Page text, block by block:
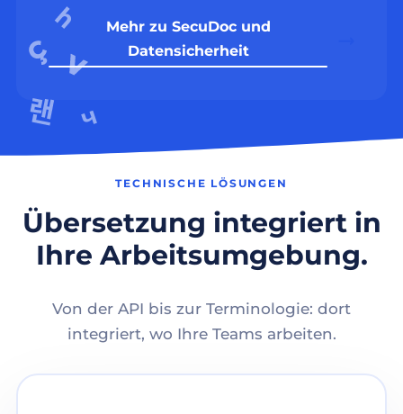
Mehr zu SecuDoc und
Datensicherheit
TECHNISCHE LÖSUNGEN
Übersetzung integriert in
Ihre Arbeitsumgebung.
Von der API bis zur Terminologie: dort
integriert, wo Ihre Teams arbeiten.